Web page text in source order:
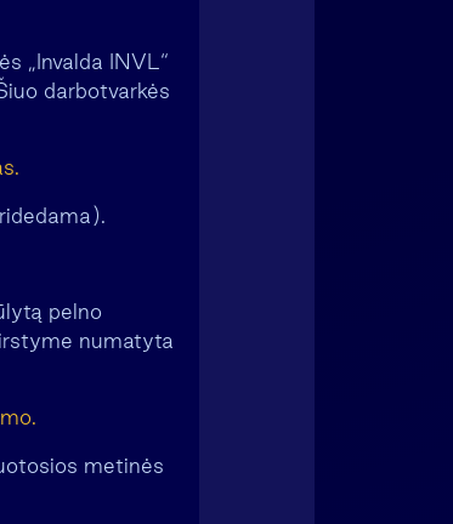
„Invalda INVL“
darbotvarkės
pelno
numatyta
metinės